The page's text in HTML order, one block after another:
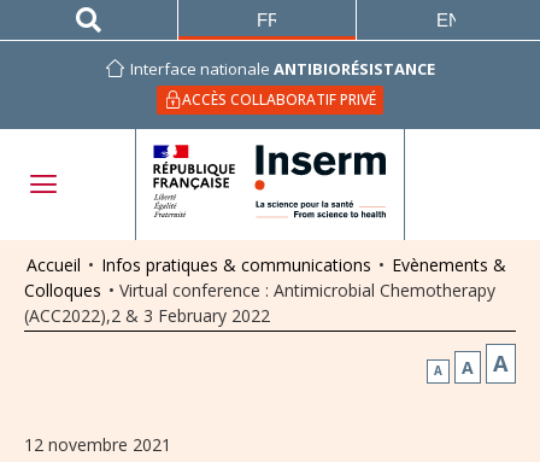
Interface nationale ANTIBIORÉSISTANCE
ACCÈS COLLABORATIF PRIVÉ
FRANÇAIS ENGLISH
Accueil • Infos pratiques & communications • Evènements &
Colloques • Virtual conference : Antimicrobial Chemotherapy
(ACC2022),2 & 3 February 2022
A A A
12 novembre 2021